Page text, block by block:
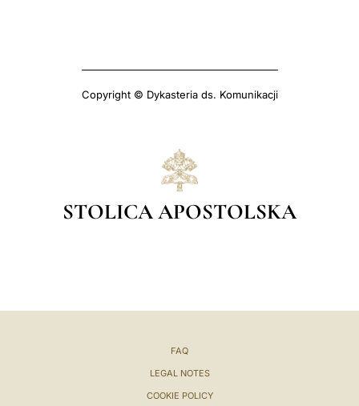
Copyright © Dykasteria ds. Komunikacji
STOLICA APOSTOLSKA
FAQ
LEGAL NOTES
COOKIE POLICY